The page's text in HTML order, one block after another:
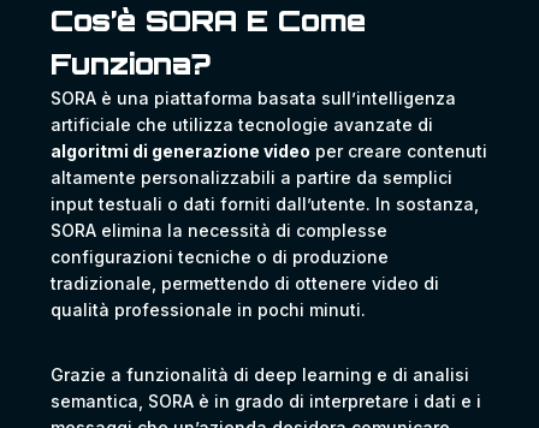
Cos’è SORA E Come
Funziona?
SORA è una piattaforma basata sull’intelligenza
artificiale che utilizza tecnologie avanzate di
algoritmi di generazione video per creare contenuti
altamente personalizzabili a partire da semplici
input testuali o dati forniti dall’utente. In sostanza,
SORA elimina la necessità di complesse
configurazioni tecniche o di produzione
tradizionale, permettendo di ottenere video di
qualità professionale in pochi minuti.
Grazie a funzionalità di deep learning e di analisi
semantica, SORA è in grado di interpretare i dati e i